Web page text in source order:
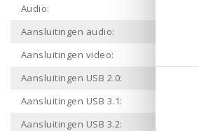
Audio:
Aansluitingen audio:
Aansluitingen video:
Aansluitingen USB 2.0:
Aansluitingen USB 3.1:
Aansluitingen USB 3.2: